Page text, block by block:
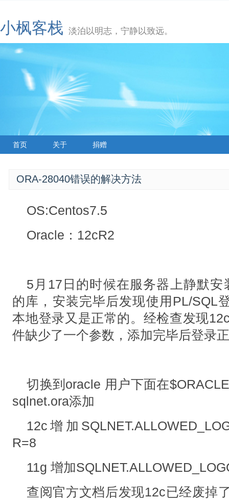
小枫客栈 淡泊以明志，宁静以致远。
首页 关于 捐赠
ORA-28040错误的解决方法
OS:Centos7.5
Oracle：12cR2
5月17日的时候在服务器上静默安
的库，安装完毕后发现使用PL/SQL
本地登录又是正常的。经检查发现
件缺少了一个参数，添加完毕后登录
切换到oracle 用户下面在
sqlnet.ora添加
12c增加
R=8
11g 增加
查阅官方文档后发现12c已经废掉